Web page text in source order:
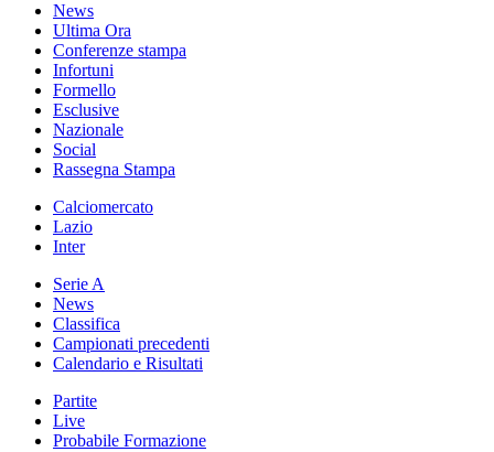
News
Ultima Ora
Conferenze stampa
Infortuni
Formello
Esclusive
Nazionale
Social
Rassegna Stampa
Calciomercato
Lazio
Inter
Serie A
News
Classifica
Campionati precedenti
Calendario e Risultati
Partite
Live
Probabile Formazione